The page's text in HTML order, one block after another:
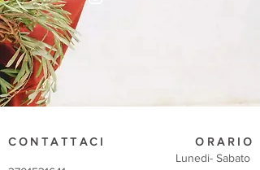
CONTATTACI ORARIO
Lunedi- Sabato